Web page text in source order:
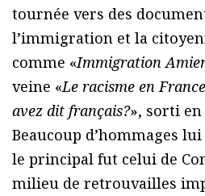
tournée vers des
l’immigration et la
comme «Immigration
veine «Le racisme en France
avez dit français?», sorti en
Beaucoup d’hommages
le principal fut celui de
milieu de retrouvailles